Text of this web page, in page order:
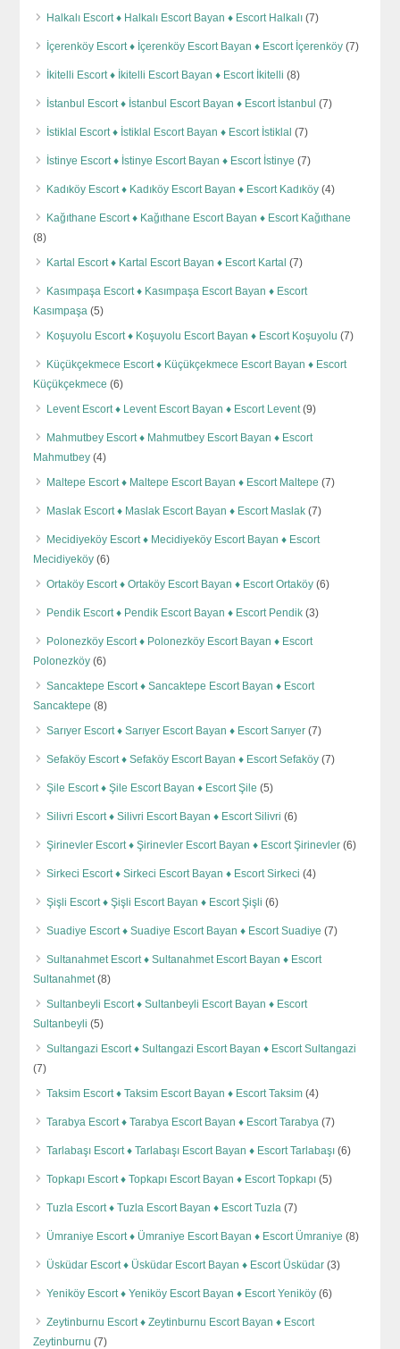
Halkalı Escort ♦️ Halkalı Escort Bayan ♦️ Escort Halkalı (7)
İçerenköy Escort ♦️ İçerenköy Escort Bayan ♦️ Escort İçerenköy (7)
İkitelli Escort ♦️ İkitelli Escort Bayan ♦️ Escort İkitelli (8)
İstanbul Escort ♦️ İstanbul Escort Bayan ♦️ Escort İstanbul (7)
İstiklal Escort ♦️ İstiklal Escort Bayan ♦️ Escort İstiklal (7)
İstinye Escort ♦️ İstinye Escort Bayan ♦️ Escort İstinye (7)
Kadıköy Escort ♦️ Kadıköy Escort Bayan ♦️ Escort Kadıköy (4)
Kağıthane Escort ♦️ Kağıthane Escort Bayan ♦️ Escort Kağıthane
(8)
Kartal Escort ♦️ Kartal Escort Bayan ♦️ Escort Kartal (7)
Kasımpaşa Escort ♦️ Kasımpaşa Escort Bayan ♦️ Escort
Kasımpaşa (5)
Koşuyolu Escort ♦️ Koşuyolu Escort Bayan ♦️ Escort Koşuyolu (7)
Küçükçekmece Escort ♦️ Küçükçekmece Escort Bayan ♦️ Escort
Küçükçekmece (6)
Levent Escort ♦️ Levent Escort Bayan ♦️ Escort Levent (9)
Mahmutbey Escort ♦️ Mahmutbey Escort Bayan ♦️ Escort
Mahmutbey (4)
Maltepe Escort ♦️ Maltepe Escort Bayan ♦️ Escort Maltepe (7)
Maslak Escort ♦️ Maslak Escort Bayan ♦️ Escort Maslak (7)
Mecidiyeköy Escort ♦️ Mecidiyeköy Escort Bayan ♦️ Escort
Mecidiyeköy (6)
Ortaköy Escort ♦️ Ortaköy Escort Bayan ♦️ Escort Ortaköy (6)
Pendik Escort ♦️ Pendik Escort Bayan ♦️ Escort Pendik (3)
Polonezköy Escort ♦️ Polonezköy Escort Bayan ♦️ Escort
Polonezköy (6)
Sancaktepe Escort ♦️ Sancaktepe Escort Bayan ♦️ Escort
Sancaktepe (8)
Sarıyer Escort ♦️ Sarıyer Escort Bayan ♦️ Escort Sarıyer (7)
Sefaköy Escort ♦️ Sefaköy Escort Bayan ♦️ Escort Sefaköy (7)
Şile Escort ♦️ Şile Escort Bayan ♦️ Escort Şile (5)
Silivri Escort ♦️ Silivri Escort Bayan ♦️ Escort Silivri (6)
Şirinevler Escort ♦️ Şirinevler Escort Bayan ♦️ Escort Şirinevler (6)
Sirkeci Escort ♦️ Sirkeci Escort Bayan ♦️ Escort Sirkeci (4)
Şişli Escort ♦️ Şişli Escort Bayan ♦️ Escort Şişli (6)
Suadiye Escort ♦️ Suadiye Escort Bayan ♦️ Escort Suadiye (7)
Sultanahmet Escort ♦️ Sultanahmet Escort Bayan ♦️ Escort
Sultanahmet (8)
Sultanbeyli Escort ♦️ Sultanbeyli Escort Bayan ♦️ Escort
Sultanbeyli (5)
Sultangazi Escort ♦️ Sultangazi Escort Bayan ♦️ Escort Sultangazi
(7)
Taksim Escort ♦️ Taksim Escort Bayan ♦️ Escort Taksim (4)
Tarabya Escort ♦️ Tarabya Escort Bayan ♦️ Escort Tarabya (7)
Tarlabaşı Escort ♦️ Tarlabaşı Escort Bayan ♦️ Escort Tarlabaşı (6)
Topkapı Escort ♦️ Topkapı Escort Bayan ♦️ Escort Topkapı (5)
Tuzla Escort ♦️ Tuzla Escort Bayan ♦️ Escort Tuzla (7)
Ümraniye Escort ♦️ Ümraniye Escort Bayan ♦️ Escort Ümraniye (8)
Üsküdar Escort ♦️ Üsküdar Escort Bayan ♦️ Escort Üsküdar (3)
Yeniköy Escort ♦️ Yeniköy Escort Bayan ♦️ Escort Yeniköy (6)
Zeytinburnu Escort ♦️ Zeytinburnu Escort Bayan ♦️ Escort
Zeytinburnu (7)